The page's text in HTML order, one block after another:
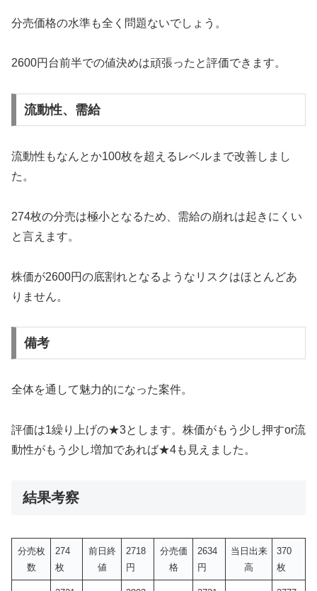
分売価格の水準も全く問題ないでしょう。
2600円台前半での値決めは頑張ったと評価できます。
流動性、需給
流動性もなんとか100枚を超えるレベルまで改善しまし
た。
274枚の分売は極小となるため、需給の崩れは起きにくい
と言えます。
株価が2600円の底割れとなるようなリスクはほとんどあ
りません。
備考
全体を通して魅力的になった案件。
評価は1繰り上げの★3とします。株価がもう少し押すor流
動性がもう少し増加であれば★4も見えました。
結果考察
分売枚
数
274
枚
前日終
値
2718
円
分売価
格
2634
円
当日出来
高
370
枚